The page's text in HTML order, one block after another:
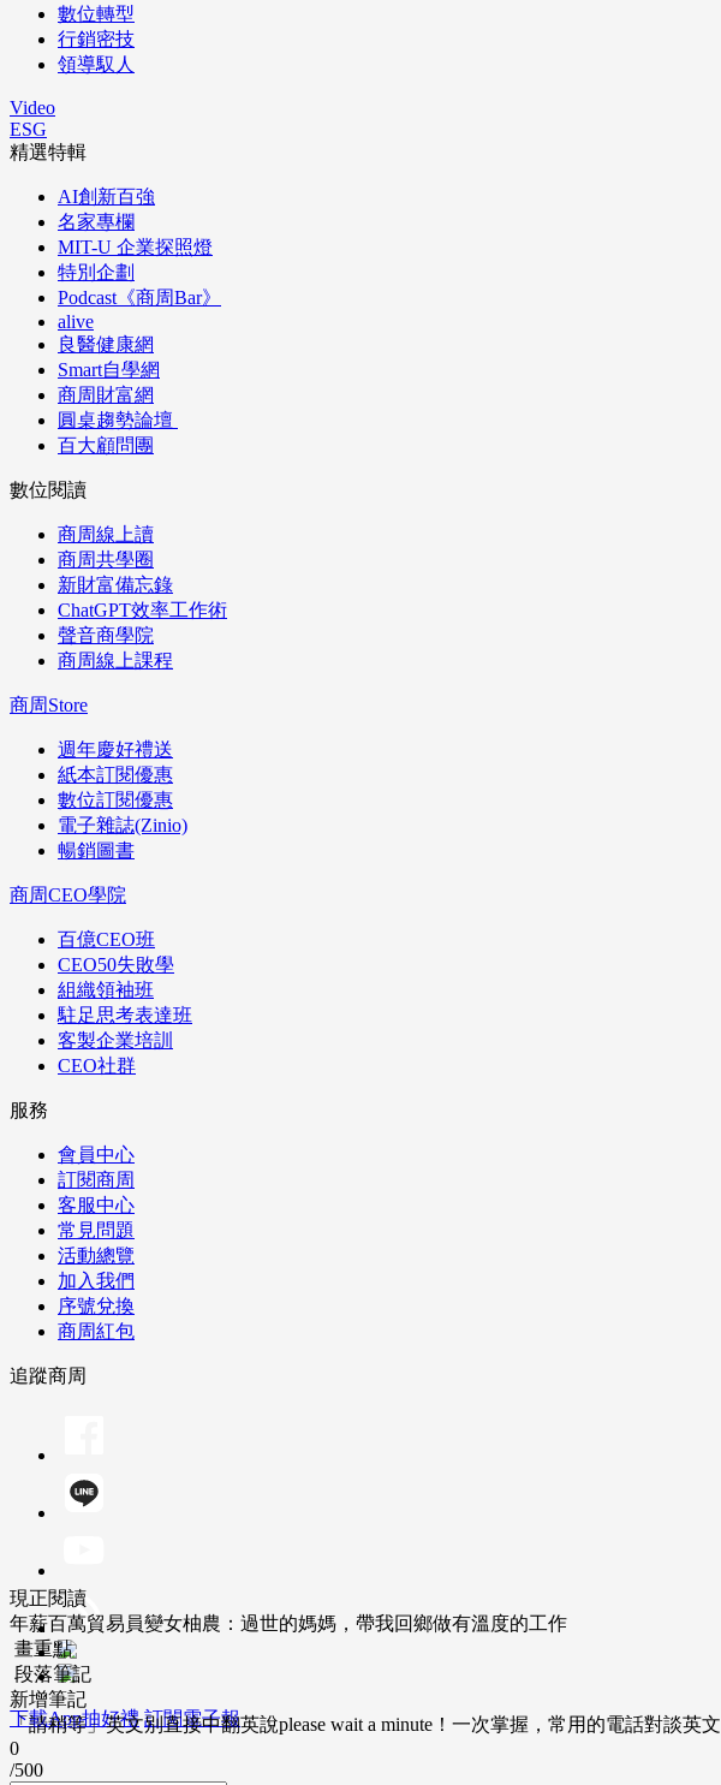
數位轉型
行銷密技
領導馭人
Video
ESG
精選特輯
AI創新百強
名家專欄
MIT-U 企業探照燈
特別企劃
Podcast《商周Bar》
alive
良醫健康網
Smart自學網
商周財富網
圓桌趨勢論壇
百大顧問團
數位閱讀
商周線上讀
商周共學圈
新財富備忘錄
ChatGPT效率工作術
聲音商學院
商周線上課程
商周Store
週年慶好禮送
紙本訂閱優惠
數位訂閱優惠
電子雜誌(Zinio)
暢銷圖書
商周CEO學院
百億CEO班
CEO50失敗學
組織領袖班
駐足思考表達班
客製企業培訓
CEO社群
服務
會員中心
訂閱商周
客服中心
常見問題
活動總覽
加入我們
序號兌換
商周紅包
追蹤商周
下載App抽好禮 訂閱電子報
現正閱讀
年薪百萬貿易員變女柚農：過世的媽媽，帶我回鄉做有溫度的工作
畫重點
段落筆記
新增筆記
「請稍等」英文別直接中翻英說please wait a minute！一次掌握，常用的電話對談英文
0
/500